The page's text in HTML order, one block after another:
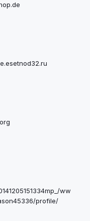
ww
profile/